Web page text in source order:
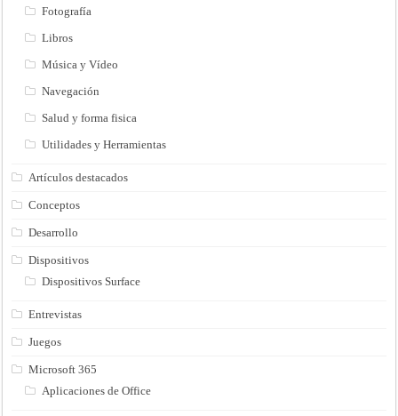
Fotografía
Libros
Música y Vídeo
Navegación
Salud y forma fisica
Utilidades y Herramientas
Artículos destacados
Conceptos
Desarrollo
Dispositivos
Dispositivos Surface
Entrevistas
Juegos
Microsoft 365
Aplicaciones de Office